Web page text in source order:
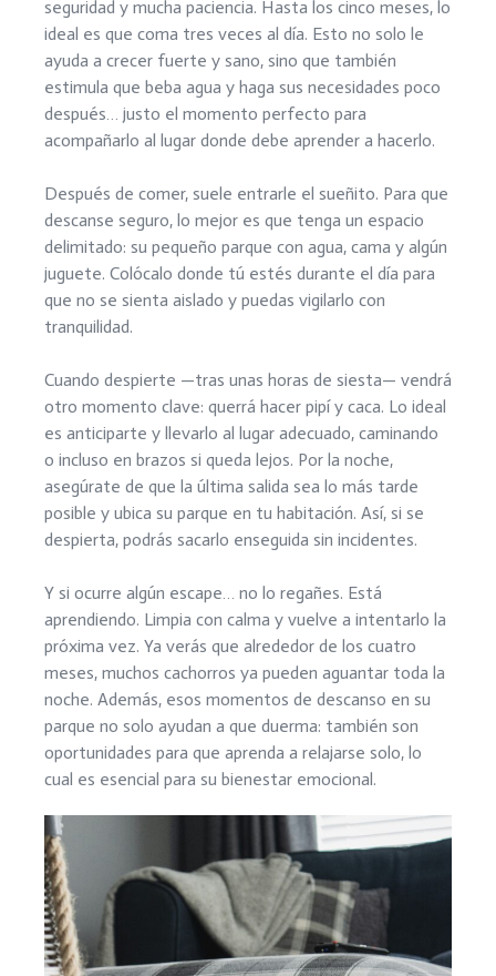
seguridad y mucha paciencia. Hasta los cinco meses, lo
ideal es que coma tres veces al día. Esto no solo le
ayuda a crecer fuerte y sano, sino que también
estimula que beba agua y haga sus necesidades poco
después… justo el momento perfecto para
acompañarlo al lugar donde debe aprender a hacerlo.
Después de comer, suele entrarle el sueñito. Para que
descanse seguro, lo mejor es que tenga un espacio
delimitado: su pequeño parque con agua, cama y algún
juguete. Colócalo donde tú estés durante el día para
que no se sienta aislado y puedas vigilarlo con
tranquilidad.
Cuando despierte —tras unas horas de siesta— vendrá
otro momento clave: querrá hacer pipí y caca. Lo ideal
es anticiparte y llevarlo al lugar adecuado, caminando
o incluso en brazos si queda lejos. Por la noche,
asegúrate de que la última salida sea lo más tarde
posible y ubica su parque en tu habitación. Así, si se
despierta, podrás sacarlo enseguida sin incidentes.
Y si ocurre algún escape… no lo regañes. Está
aprendiendo. Limpia con calma y vuelve a intentarlo la
próxima vez. Ya verás que alrededor de los cuatro
meses, muchos cachorros ya pueden aguantar toda la
noche. Además, esos momentos de descanso en su
parque no solo ayudan a que duerma: también son
oportunidades para que aprenda a relajarse solo, lo
cual es esencial para su bienestar emocional.